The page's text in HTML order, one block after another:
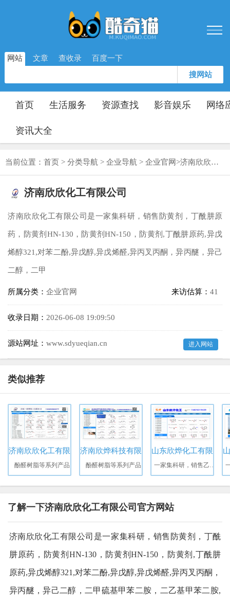
网站 文章 查收录 百度一下
搜网站
首页 生活服务 资源查找 影音娱乐 网络
资讯大全
当前位置： 首页 > 分类导航 > 企业导航 > 企业官网>济南欣欣化工有限公司
济南欣欣化工有限公司
济南欣欣化工有限公司是一家集科研，销售防黄剂，丁酰肼原
药，防黄剂HN-130，防黄剂HN-150，防黄剂,丁酰肼原药,异戊
烯醇321,对苯二酚,异戊醇,异戊烯醛,异丙叉丙酮，异丙醚，异己
二醇，二甲
所属分类： 企业官网 来访估算： 41
收录日期： 2026-06-08 19:09:50
源站网址： www.sdyueqian.cn 进入网站
类似推荐
济南欣欣化工有限公司
酚醛树脂等系列产品
济南欣烨科技有限公司
酚醛树脂等系列产品
山东欣烨化工有限公司
了解一下济南欣欣化工有限公司官方网站
济南欣欣化工有限公司是一家集科研，销售防黄剂，丁酰
肼原药，防黄剂HN-130，防黄剂HN-150，防黄剂,丁酰肼
原药,异戊烯醇321,对苯二酚,异戊醇,异戊烯醛,异丙叉丙酮，
异丙醚，异己二醇，二甲硫基甲苯二胺，二乙基甲苯二胺,